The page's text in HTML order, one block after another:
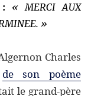
«
MERCI AUX
»
Charles
de son poème
le grand-père